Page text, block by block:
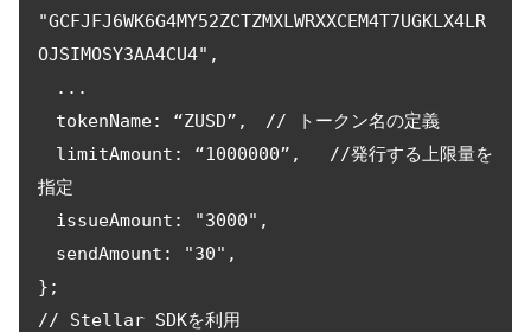
"GCFJFJ6WK6G4MY52ZCTZMXLWRXXCEM4T7UGKLX4LR
OJSIMOSY3AA4CU4",
...
tokenName: “ZUSD”,　// トークン名の定義
limitAmount: “1000000”,　 //発行する上限量を
指定
issueAmount: "3000",
sendAmount: "30",
};
// Stellar SDKを利用